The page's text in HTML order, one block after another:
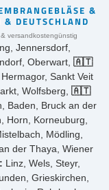
&
DEUTSCHLAND
versandkostengünstig
Jennersdorf,
Oberwart, 🇦🇹
Sankt Veit
Wolfsberg, 🇦🇹
Baden, Bruck an der
Horn, Korneuburg,
Mödling,
der Thaya, Wiener
Linz, Wels, Steyr,
Grieskirchen,